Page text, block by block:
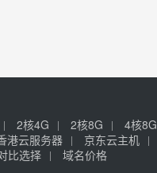
2核4G 2核8G 4核8G
港云服务器 京东云主机
比选择
域名价格